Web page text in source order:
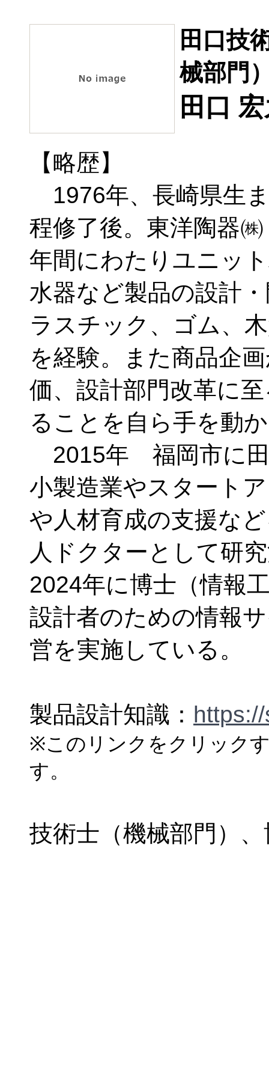
田口技
械部門
田口
【略歴】
1976年、長崎県生
程修了後。東洋陶器
年間にわたりユニッ
水器など製品の設計
ラスチック、ゴム、
を経験。また商品企
価、設計部門改革に
ることを自ら手を動
2015年 福岡市に田
小製造業やスタート
や人材育成の支援な
人ドクターとして研
2024年に博士（情報
設計者のための情報
営を実施している。
製品設計知識：
※このリンクをクリック
す。
技術士（機械部門）